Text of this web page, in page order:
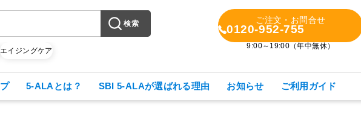
検索
エイジングケア
ご注文・お問合せ
0120-952-755
9:00～19:00（年中無休）
5-ALAとは？ SBI 5-ALAが選ばれる理由 お知らせ ご利用ガイド